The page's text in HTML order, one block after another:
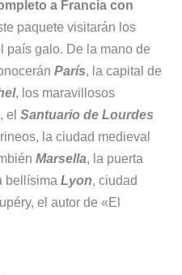
a Francia con
paquete visitarán los
país galo. De la mano de
París, la capital de
, los maravillosos
, el Santuario de Lourdes
la ciudad medieval
Marsella, la puerta
bellísima Lyon, ciudad
el autor de «El